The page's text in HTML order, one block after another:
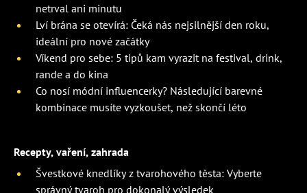
netrval ani minutu
Lví brána se otevírá: Čeká nás nejsilnější den roku,
ideální pro nové začátky
Víkend pro sebe: 5 tipů kam vyrazit na festival, drink,
rande a do kina
Co nosí módní influencerky? Následující barevné
kombinace musíte vyzkoušet, než skončí léto
Recepty, vaření, zahrada
Švestkové knedlíky z tvarohového těsta: Vyberte
správný tvaroh pro dokonalý výsledek